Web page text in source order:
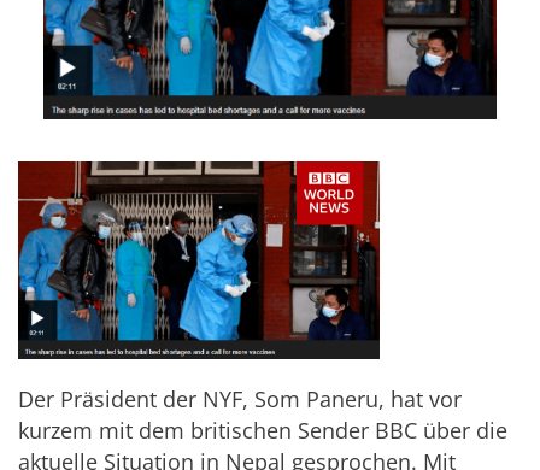
Der Präsident der NYF, Som Paneru, hat vor
kurzem mit dem britischen Sender BBC über die
aktuelle Situation in Nepal gesprochen. Mit